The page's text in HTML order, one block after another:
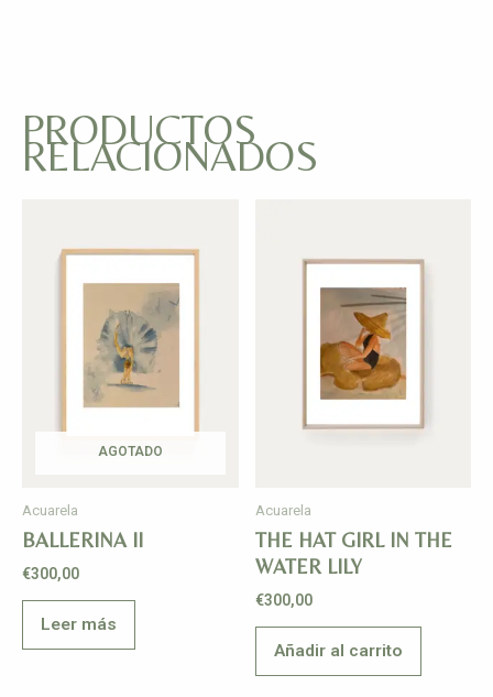
PRODUCTOS
RELACIONADOS
AGOTADO
Acuarela
BALLERINA II
€300,00
Leer más
Acuarela
THE HAT GIRL IN THE
WATER LILY
€300,00
Añadir al carrito